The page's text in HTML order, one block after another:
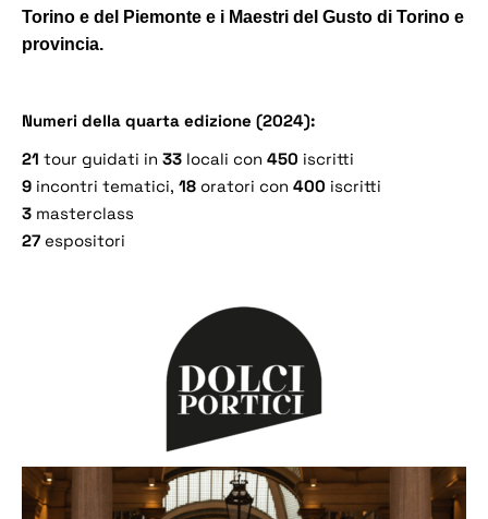
Torino e del Piemonte e i Maestri del Gusto di Torino e
provincia.
Numeri della quarta edizione (2024):
21 tour guidati in 33 locali con 450 iscritti
9 incontri tematici, 18 oratori con 400 iscritti
3 masterclass
27 espositori